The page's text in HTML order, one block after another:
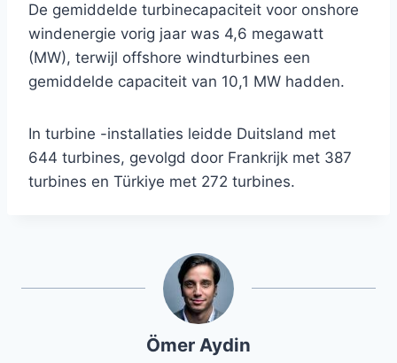
De gemiddelde turbinecapaciteit voor onshore
windenergie vorig jaar was 4,6 megawatt
(MW), terwijl offshore windturbines een
gemiddelde capaciteit van 10,1 MW hadden.
In turbine -installaties leidde Duitsland met
644 turbines, gevolgd door Frankrijk met 387
turbines en Türkiye met 272 turbines.
Ömer Aydin